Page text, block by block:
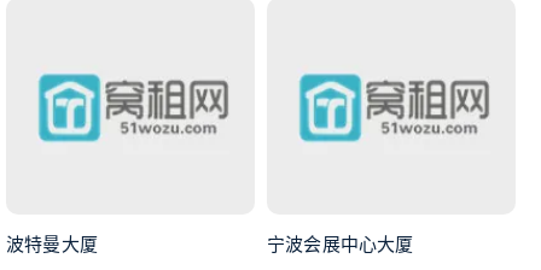
波特曼大厦 宁波会展中心大厦